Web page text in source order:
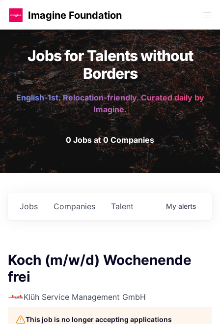
Imagine Foundation
Jobs for Talents without
Borders
English-1st. Relocation-friendly. Curated daily by
Imagine.
0 Jobs at 0 Companies
Jobs Companies Talent My alerts
Koch (m/w/d) Wochenende
frei
Klüh Service Management GmbH
This job is no longer accepting applications